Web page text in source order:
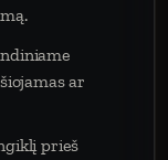
ar
prieš